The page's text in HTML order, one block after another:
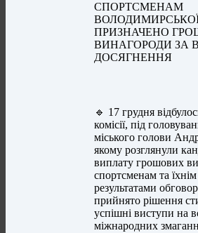
СПОРТСМЕНАМ
ПРИЗНАЧЕНО
ВИНАГОРОДИ ЗА
ДОСЯГНЕННЯ
🔹 17 грудня
комісії, під
міського голови
якому розглянули
виплату грошових
спортсменам та
результатами
прийнято рішення
успішні виступи на
міжнародних